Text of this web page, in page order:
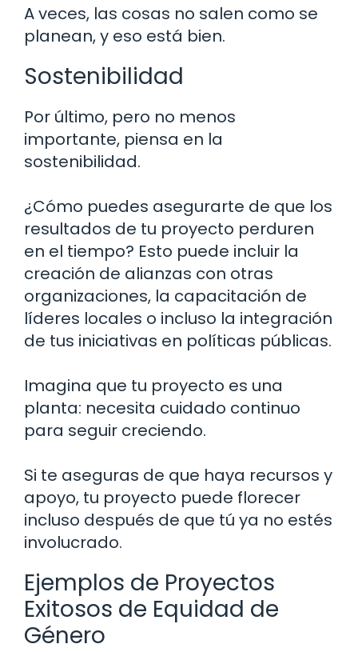
A veces, las cosas no salen como se
planean, y eso está bien.
Sostenibilidad
Por último, pero no menos
importante, piensa en la
sostenibilidad.
¿Cómo puedes asegurarte de que los
resultados de tu proyecto perduren
en el tiempo? Esto puede incluir la
creación de alianzas con otras
organizaciones, la capacitación de
líderes locales o incluso la integración
de tus iniciativas en políticas públicas.
Imagina que tu proyecto es una
planta: necesita cuidado continuo
para seguir creciendo.
Si te aseguras de que haya recursos y
apoyo, tu proyecto puede florecer
incluso después de que tú ya no estés
involucrado.
Ejemplos de Proyectos
Exitosos de Equidad de
Género